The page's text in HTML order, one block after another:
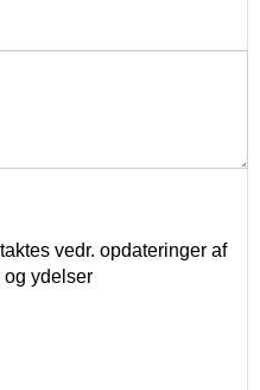
vedr. opdateringer af
og ydelser